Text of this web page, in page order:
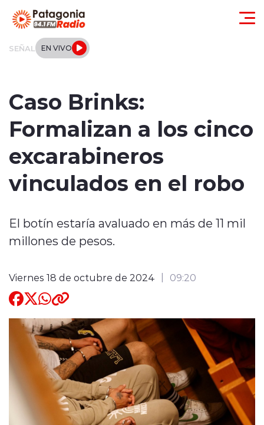
SEÑAL EN VIVO
Tendencias
Deportes
Quienes Somos
modo claro
Caso Brinks:
Formalizan a los cinco
excarabineros
vinculados en el robo
El botín estaría avaluado en más de 11 mil
millones de pesos.
Viernes 18 de octubre de 2024 09:20